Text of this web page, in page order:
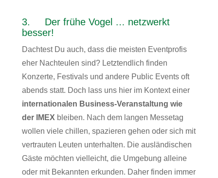
3. Der frühe Vogel … netzwerkt
besser!
Dachtest Du auch, dass die meisten Eventprofis
eher Nachteulen sind? Letztendlich finden
Konzerte, Festivals und andere Public Events oft
abends statt. Doch lass uns hier im Kontext einer
internationalen Business-Veranstaltung wie
der IMEXbleiben. Nach dem langen Messetag
wollen viele chillen, spazieren gehen oder sich mit
vertrauten Leuten unterhalten. Die ausländischen
Gäste möchten vielleicht, die Umgebung alleine
oder mit Bekannten erkunden. Daher finden immer